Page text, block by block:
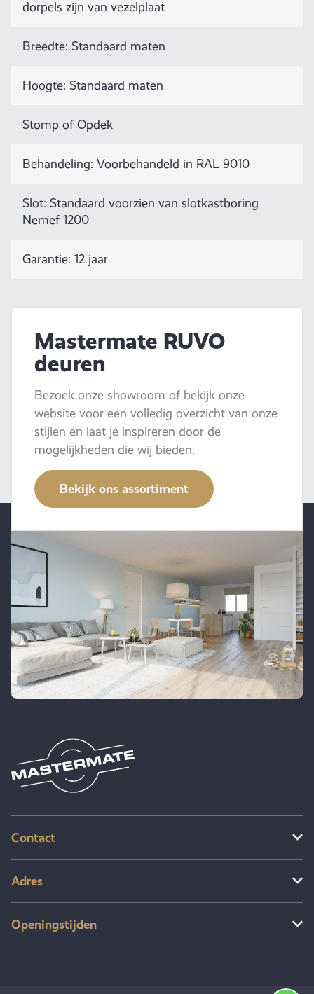
dorpels zijn van vezelplaat
Breedte: Standaard maten
Hoogte: Standaard maten
Stomp of Opdek
Behandeling: Voorbehandeld in RAL 9010
Slot: Standaard voorzien van slotkastboring
Nemef 1200
Garantie: 12 jaar
Mastermate RUVO
deuren
Bezoek onze showroom of bekijk onze
website voor een volledig overzicht van onze
stijlen en laat je inspireren door de
mogelijkheden die wij bieden.
Bekijk ons assortiment
Contact
Adres
Openingstijden